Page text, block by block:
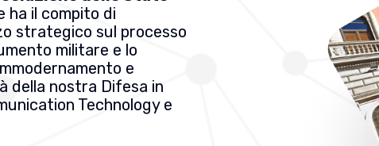
ha il compito di
strategico sul processo
militare e lo
e
della nostra Difesa in
Technology e